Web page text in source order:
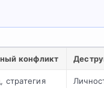
конфликт
стратегия